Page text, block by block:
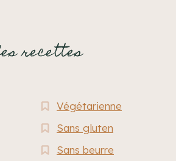
recettes
Végétarienne
Sans gluten
Sans beurre